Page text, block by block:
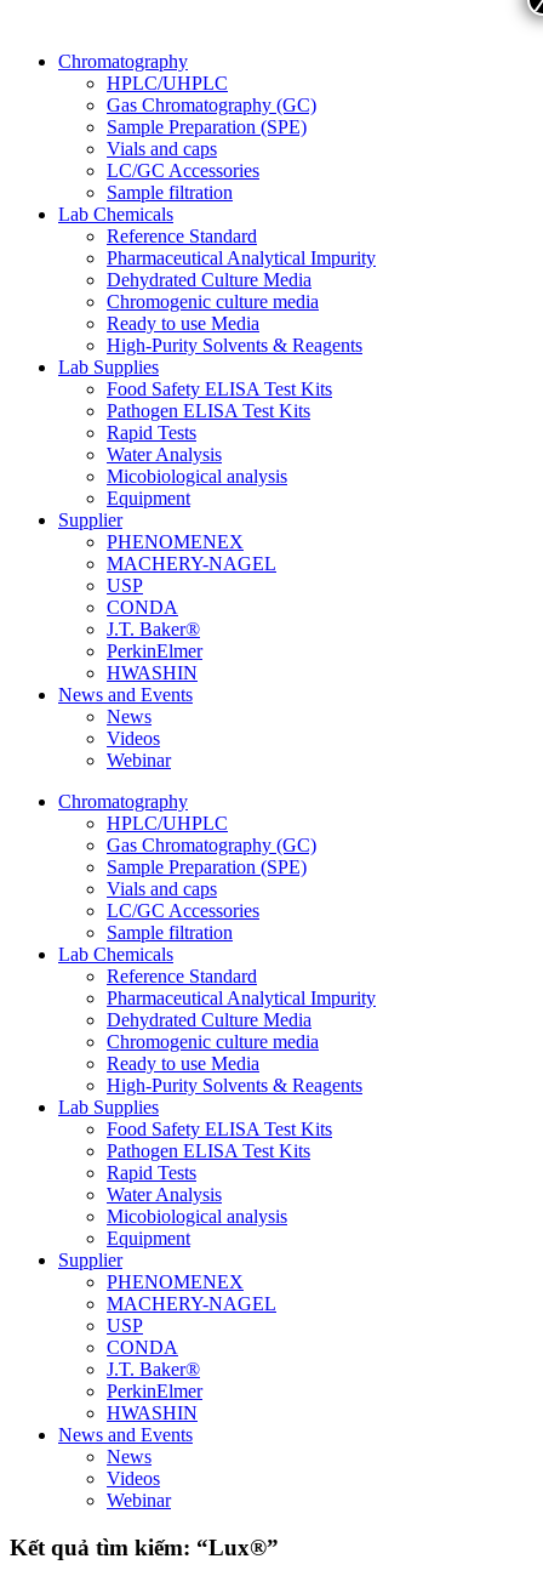
Chromatography
HPLC/UHPLC
Gas Chromatography (GC)
Sample Preparation (SPE)
Vials and caps
LC/GC Accessories
Sample filtration
Lab Chemicals
Reference Standard
Pharmaceutical Analytical Impurity
Dehydrated Culture Media
Chromogenic culture media
Ready to use Media
High-Purity Solvents & Reagents
Lab Supplies
Food Safety ELISA Test Kits
Pathogen ELISA Test Kits
Rapid Tests
Water Analysis
Micobiological analysis
Equipment
Supplier
PHENOMENEX
MACHERY-NAGEL
USP
CONDA
J.T. Baker®
PerkinElmer
HWASHIN
News and Events
News
Videos
Webinar
Chromatography
HPLC/UHPLC
Gas Chromatography (GC)
Sample Preparation (SPE)
Vials and caps
LC/GC Accessories
Sample filtration
Lab Chemicals
Reference Standard
Pharmaceutical Analytical Impurity
Dehydrated Culture Media
Chromogenic culture media
Ready to use Media
High-Purity Solvents & Reagents
Lab Supplies
Food Safety ELISA Test Kits
Pathogen ELISA Test Kits
Rapid Tests
Water Analysis
Micobiological analysis
Equipment
Supplier
PHENOMENEX
MACHERY-NAGEL
USP
CONDA
J.T. Baker®
PerkinElmer
HWASHIN
News and Events
News
Videos
Webinar
Kết quả tìm kiếm: “Lux®”